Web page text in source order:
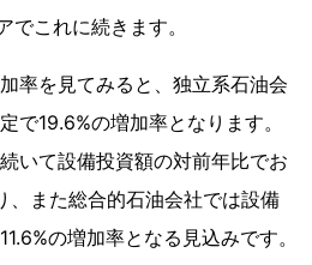
でこれに続きます。
率を見てみると、独立系石油会
で19.6%の増加率となります。
いて設備投資額の対前年比でお
、また総合的石油会社では設備
の増加率となる見込みです。